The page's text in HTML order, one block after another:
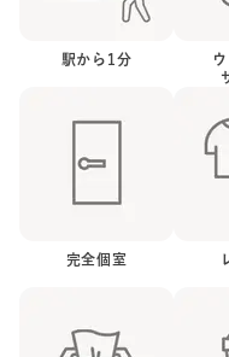
駅から 1 分
完全個室